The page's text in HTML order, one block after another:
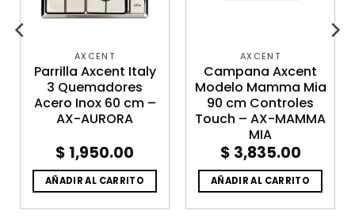
AXCENT
Parrilla Axcent Italy
3 Quemadores
Acero Inox 60 cm –
AX-AURORA
$ 1,950.00
AÑADIR AL CARRITO
AXCENT
Campana Axcent
Modelo Mamma Mia
90 cm Controles
Touch – AX-MAMMA
MIA
$ 3,835.00
AÑADIR AL CARRITO